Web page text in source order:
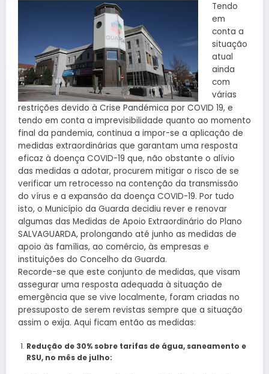
Tendo
em
conta a
situação
atual
ainda
com
várias
restrições devido à Crise Pandémica por COVID 19, e
tendo em conta a imprevisibilidade quanto ao momento
final da pandemia, continua a impor-se a aplicação de
medidas extraordinárias que garantam uma resposta
eficaz à doença COVID-19 que, não obstante o alívio
das medidas a adotar, procurem mitigar o risco de se
verificar um retrocesso na contenção da transmissão
do vírus e a expansão da doença COVID-19. Por tudo
isto, o Município da Guarda decidiu rever e renovar
algumas das Medidas de Apoio Extraordinário do Plano
SALVAGUARDA, prolongando até junho as medidas de
apoio às famílias, ao comércio, às empresas e
instituições do Concelho da Guarda.
Recorde-se que este conjunto de medidas, que visam
assegurar uma resposta adequada à situação de
emergência que se vive localmente, foram criadas no
pressuposto de serem revistas sempre que a situação
assim o exija. Aqui ficam então as medidas:
Redução de 30% sobre tarifas de água, saneamento e
RSU, no mês de julho: